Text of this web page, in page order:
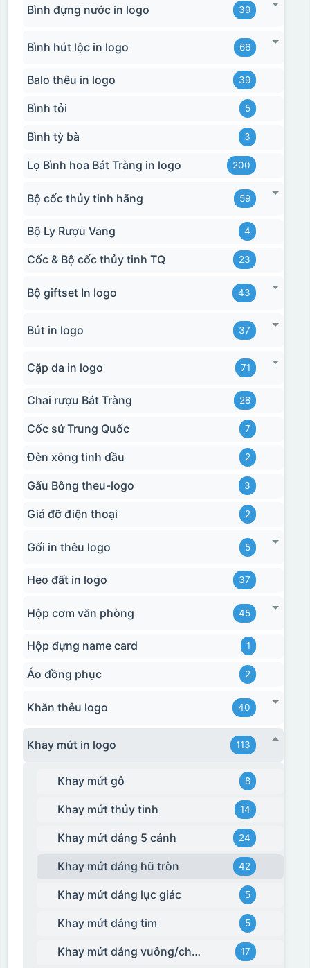
Bình đựng nước in logo 39
Bình hút lộc in logo 66
Balo thêu in logo 39
Bình tỏi 5
Bình tỳ bà 3
Lọ Bình hoa Bát Tràng in logo 200
Bộ cốc thủy tinh hãng 59
Bộ Ly Rượu Vang 4
Cốc & Bộ cốc thủy tinh TQ 23
Bộ giftset In logo 43
Bút in logo 37
Cặp da in logo 71
Chai rượu Bát Tràng 28
Cốc sứ Trung Quốc 7
Đèn xông tinh dầu 2
Gấu Bông theu-logo 3
Giá đỡ điện thoại 2
Gối in thêu logo 5
Heo đất in logo 37
Hộp cơm văn phòng 45
Hộp đựng name card 1
Áo đồng phục 2
Khăn thêu logo 40
Khay mứt in logo 113
Khay mứt gỗ 8
Khay mứt thủy tinh 14
Khay mứt dáng 5 cánh 24
Khay mứt dáng hũ tròn 42
Khay mứt dáng lục giác 5
Khay mứt dáng tim 5
Khay mứt dáng vuông/chữ nhật 17